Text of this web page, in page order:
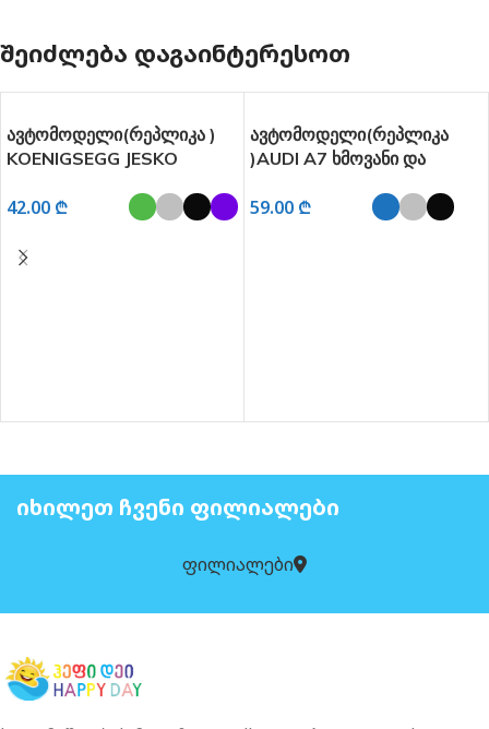
ᲨᲔᲘᲫᲚᲔᲑᲐ ᲓᲐᲒᲐᲘᲜᲢᲔᲠᲔᲡᲝᲗ
ავტომოდელი(რეპლიკა )
KOENIGSEGG JESKO
42.00 ₾
ავტომოდელი(რეპლიკა
)AUDI A7 ხმოვანი და
59.00 ₾
ᲘᲮᲘᲚᲔᲗ ᲩᲕᲔᲜᲘ ᲤᲘᲚᲘᲐᲚᲔᲑᲘ
ფილიალები